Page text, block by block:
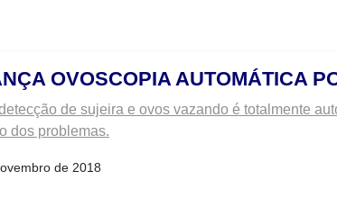
OVOSCOPIA AUTOMÁTICA
de sujeira e ovos vazando é totalmente
dos problemas.
de 2018